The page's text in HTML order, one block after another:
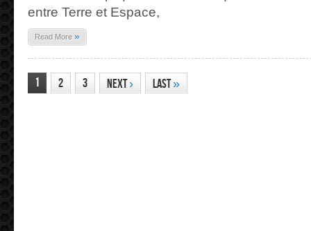
entre Terre et Espace,
Read More »
1 2 3 Next› Last»